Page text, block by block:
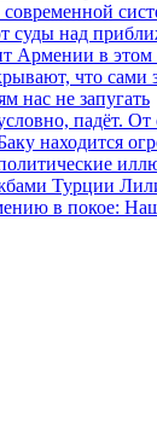
суды над
Армении в
что сами
нас не запугать
падёт. От
находится
Турции
в покое: